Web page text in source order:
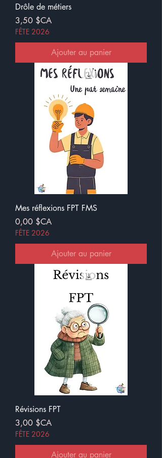
Drôle de métiers
Prix
3,50 $CA
FÊTE 2026
Ajouter au panier
Mes réflexions FPT FMS
Prix
0,00 $CA
FÊTE 2026
Ajouter au panier
Révisions FPT
Prix
3,00 $CA
FÊTE 2026
Ajouter au panier